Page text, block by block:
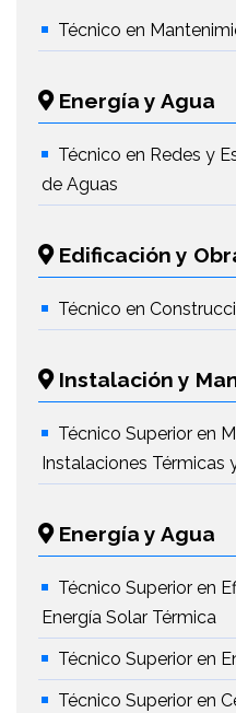
Técnico en
Energía y Agua
Técnico en Redes y
de Aguas
Edificación y
Técnico en
Instalación y
Técnico Superior en
Instalaciones Térmicas
Energía y Agua
Técnico Superior en
Energía Solar Térmica
Técnico Superior en
Técnico Superior en